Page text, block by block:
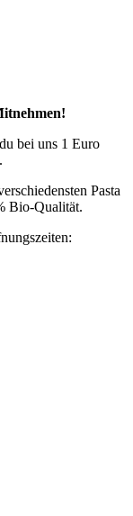
bei uns 1 Euro
Pasta
Bio-Qualität.